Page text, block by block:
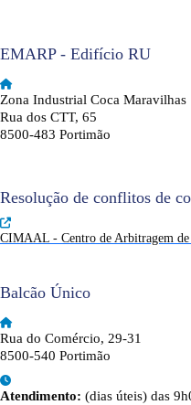
EMARP - Edifício RU
Zona Industrial Coca Maravilhas
Rua dos CTT, 65
8500-483 Portimão
Resolução de conflitos de
CIMAAL - Centro de Arbitragem
Balcão Único
Rua do Comércio, 29-31
8500-540 Portimão
Atendimento: (dias úteis) das